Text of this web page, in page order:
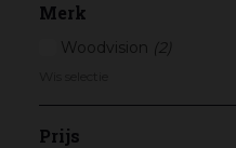
Merk
Woodvision (2)
Prijs